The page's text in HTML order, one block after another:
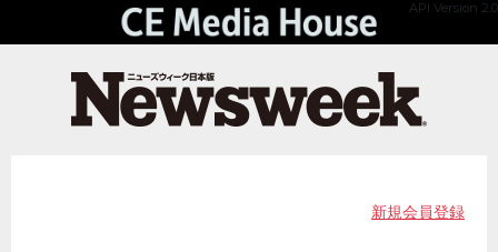
API Version 2.0
新規会員登録